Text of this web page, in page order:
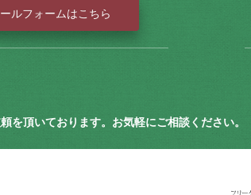
ールフォームはこちら
を頂いております。お気軽にご相談ください。